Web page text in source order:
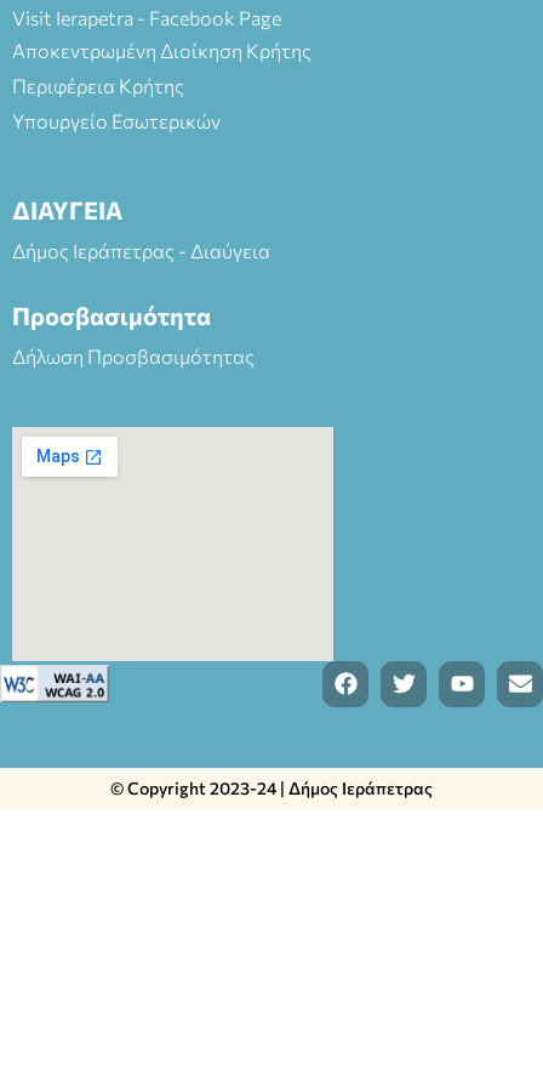
Visit Ierapetra - Facebook Page
Αποκεντρωμένη Διοίκηση Κρήτης
Περιφέρεια Κρήτης
Υπουργείο Εσωτερικών
ΔΙΑΥΓΕΙΑ
Δήμος Ιεράπετρας - Διαύγεια
Προσβασιμότητα
Δήλωση Προσβασιμότητας
© Copyright 2023-24 | Δήμος Ιεράπετρας